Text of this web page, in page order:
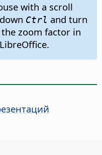
with a scroll
Ctrl and turn
zoom factor in